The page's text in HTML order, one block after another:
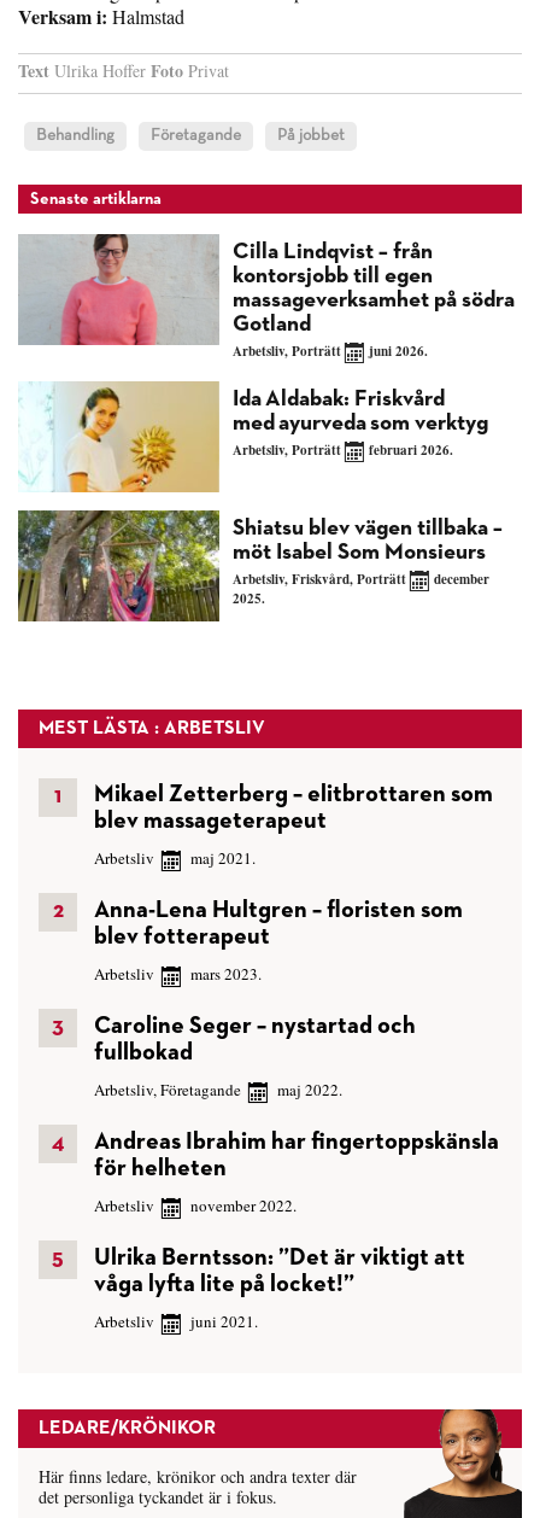
Verksam i: Halmstad
Text Ulrika Hoffer Foto Privat
Behandling Företagande På jobbet
Senaste artiklarna
Cilla Lindqvist – från
kontorsjobb till egen
massageverksamhet på södra
Gotland
Arbetsliv,Porträtt juni 2026.
Ida Aldabak: Friskvård
med ayurveda som verktyg
Arbetsliv,Porträtt februari 2026.
Shiatsu blev vägen tillbaka –
möt Isabel Som Monsieurs
Arbetsliv,Friskvård,Porträtt
december
2025.
MEST LÄSTA : ARBETSLIV
Mikael Zetterberg – elitbrottaren som
blev massageterapeut
Arbetsliv maj 2021.
Anna-Lena Hultgren – floristen som
blev fotterapeut
Arbetsliv mars 2023.
Caroline Seger – nystartad och
fullbokad
Arbetsliv,Företagande maj 2022.
Andreas Ibrahim har fingertoppskänsla
för helheten
Arbetsliv november 2022.
Ulrika Berntsson: ”Det är viktigt att
våga lyfta lite på locket!”
Arbetsliv juni 2021.
LEDARE/KRÖNIKOR
Här finns ledare, krönikor och andra texter där
det personliga tyckandet är i fokus.